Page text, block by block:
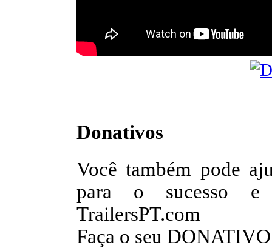
Donativos
Você também pode
para o sucesso e
TrailersPT.com
Faça o seu